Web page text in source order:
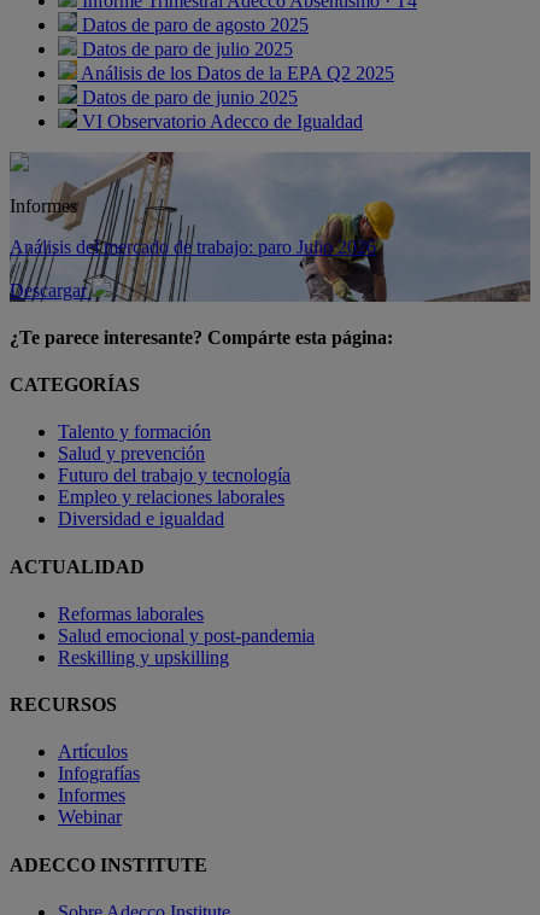
Datos de paro de agosto 2025
Datos de paro de julio 2025
Análisis de los Datos de la EPA Q2 2025
Datos de paro de junio 2025
VI Observatorio Adecco de Igualdad
Informes
Análisis del mercado de trabajo: paro Julio 2026
Descargar
¿Te parece interesante? Compárte esta página:
CATEGORÍAS
Talento y formación
Salud y prevención
Futuro del trabajo y tecnología
Empleo y relaciones laborales
Diversidad e igualdad
ACTUALIDAD
Reformas laborales
Salud emocional y post-pandemia
Reskilling y upskilling
RECURSOS
Artículos
Infografías
Informes
Webinar
ADECCO INSTITUTE